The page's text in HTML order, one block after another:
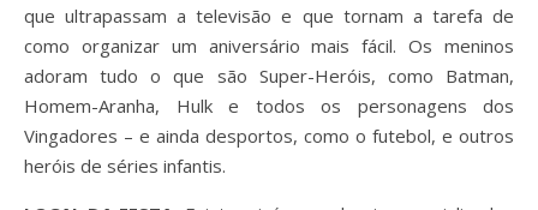
que ultrapassam a televisão e que tornam a tarefa de
como organizar um aniversário mais fácil. Os meninos
adoram tudo o que são Super-Heróis, como Batman,
Homem-Aranha, Hulk e todos os personagens dos
Vingadores – e ainda desportos, como o futebol, e outros
heróis de séries infantis.